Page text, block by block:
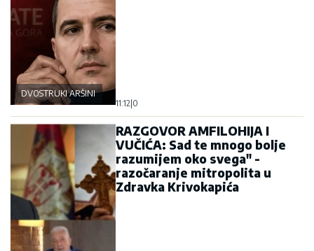
DVOSTRUKI ARŠINI
11:12 0
RAZGOVOR AMFILOHIJA I
VUČIĆA: Sad te mnogo bolje
razumijem oko svega" -
razočaranje mitropolita u
Zdravka Krivokapića